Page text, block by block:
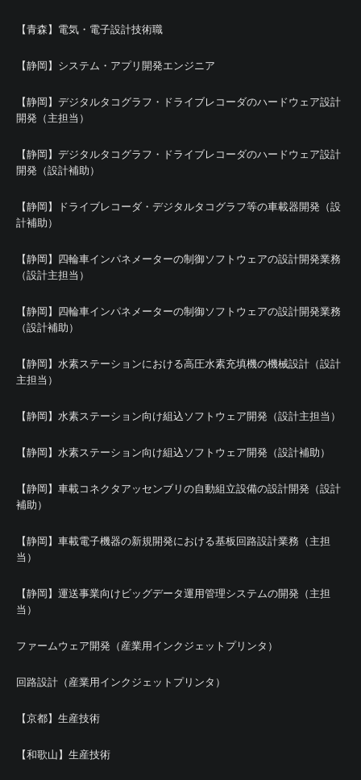
【青森】電気・電子設計技術職
【静岡】システム・アプリ開発エンジニア
【静岡】デジタルタコグラフ・ドライブレコーダのハードウェア設計
開発（主担当）
【静岡】デジタルタコグラフ・ドライブレコーダのハードウェア設計
開発（設計補助）
【静岡】ドライブレコーダ・デジタルタコグラフ等の車載器開発（設
計補助）
【静岡】四輪車インパネメーターの制御ソフトウェアの設計開発業務
（設計主担当）
【静岡】四輪車インパネメーターの制御ソフトウェアの設計開発業務
（設計補助）
【静岡】水素ステーションにおける高圧水素充填機の機械設計（設計
主担当）
【静岡】水素ステーション向け組込ソフトウェア開発（設計主担当）
【静岡】水素ステーション向け組込ソフトウェア開発（設計補助）
【静岡】車載コネクタアッセンブリの自動組立設備の設計開発（設計
補助）
【静岡】車載電子機器の新規開発における基板回路設計業務（主担
当）
【静岡】運送事業向けビッグデータ運用管理システムの開発（主担
当）
ファームウェア開発（産業用インクジェットプリンタ）
回路設計（産業用インクジェットプリンタ）
【京都】生産技術
【和歌山】生産技術